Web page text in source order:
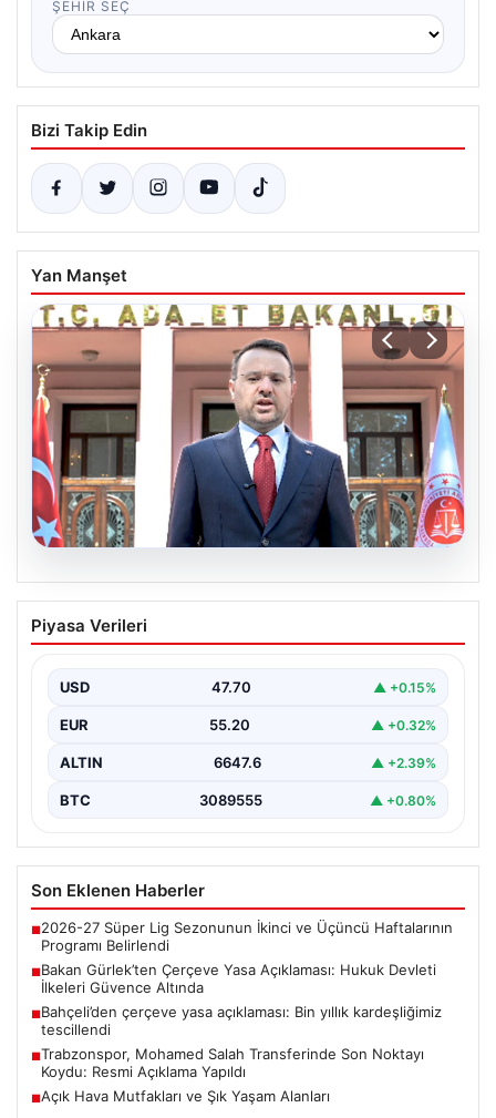
ŞEHIR SEÇ
Bizi Takip Edin
Yan Manşet
06.08.2026
Bakan Gürlek’ten Çerçeve Yasa
Açıklaması: Hukuk Devleti İlkeleri
Adalet Bakanı Akın Gürlek, Türkiye'nin terörden
yeni çerçeve…
Piyasa Verileri
USD 47.70 ▲ +0.15%
EUR 55.20 ▲ +0.32%
ALTIN 6647.6 ▲ +2.39%
BTC 3089555 ▲ +0.80%
Son Eklenen Haberler
■2026-27 Süper Lig Sezonunun İkinci ve Üçüncü Haftalarının
Programı Belirlendi
■Bakan Gürlek’ten Çerçeve Yasa Açıklaması: Hukuk Devleti
İlkeleri Güvence Altında
■Bahçeli’den çerçeve yasa açıklaması: Bin yıllık kardeşliğimiz
tescillendi
■Trabzonspor, Mohamed Salah Transferinde Son Noktayı
Koydu: Resmi Açıklama Yapıldı
■Açık Hava Mutfakları ve Şık Yaşam Alanları